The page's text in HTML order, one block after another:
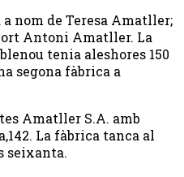
a nom de Teresa Amatller;
Antoni Amatller. La
tenia aleshores 150
segona fàbrica a
Amatller S.A. amb
La fàbrica tanca al
seixanta.